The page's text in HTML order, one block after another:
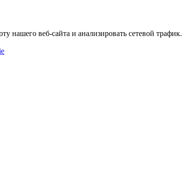
нашего веб-сайта и анализировать сетевой трафик.